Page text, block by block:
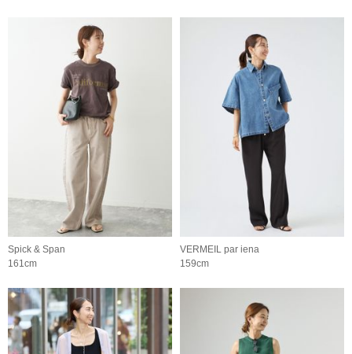
Spick & Span
161cm
VERMEIL par iena
159cm